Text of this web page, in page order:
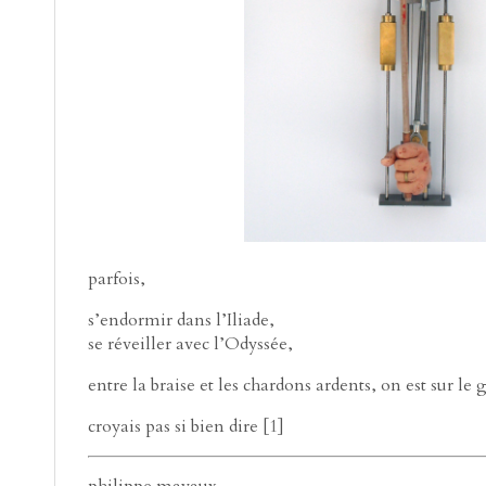
parfois,
s’endormir dans l’Iliade,
se réveiller avec l’Odyssée,
entre la braise et les chardons ardents, on est sur le
croyais pas si bien dire [1]